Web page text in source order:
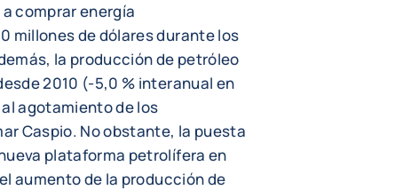
comprar energía
millones de dólares durante los
la producción de petróleo
2010 (-5,0 % interanual en
agotamiento de los
Caspio. No obstante, la puesta
plataforma petrolífera en
aumento de la producción de